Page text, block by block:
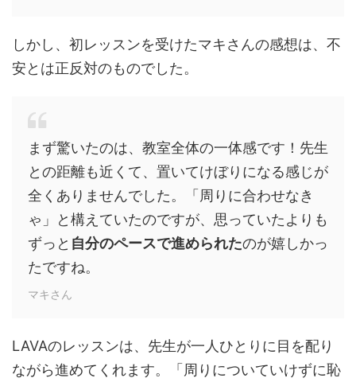
しかし、初レッスンを受けたマキさんの感想は、不
安とは正反対のものでした。
まず驚いたのは、教室全体の一体感です！先生
との距離も近くて、置いてけぼりになる感じが
全くありませんでした。「周りに合わせなき
ゃ」と構えていたのですが、思っていたよりも
ずっと 自分のペースで進められたのが嬉しかっ
たですね。
マキさん
LAVAのレッスンは、先生が一人ひとりに目を配り
ながら進めてくれます。「周りについていけずに恥